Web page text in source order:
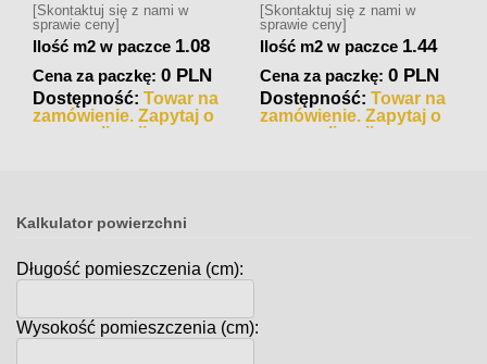
[Skontaktuj się z nami w
sprawie ceny]
Ilość m2 w paczce 1.08
Cena za paczkę:0 PLN
Dostępność: Towar na
zamówienie. Zapytaj o
czas realizacji
[Skontaktuj się z nami w
sprawie ceny]
Ilość m2 w paczce 1.44
Cena za paczkę:0 PLN
Dostępność: Towar na
zamówienie. Zapytaj o
czas realizacji
Kalkulator powierzchni
Długość pomieszczenia (cm):
Wysokość pomieszczenia (cm):